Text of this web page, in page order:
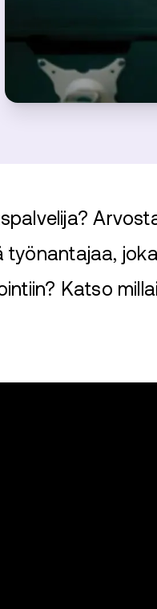
työnantajaa,
Katso